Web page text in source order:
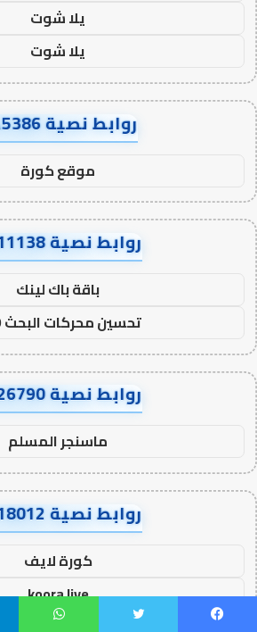
يلا شوت
يلا شوت
روابط نصية AA5386
موقع كورة
روابط نصية AA11138
باقة باك لينك
تحسين محركات البحث SEO
روابط نصية AA26790
ماسنجر المسلم
روابط نصية AA18012
كورة لايف
koora live
kora live